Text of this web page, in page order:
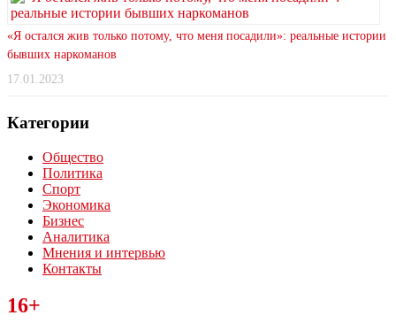
«Я остался жив только потому, что меня посадили»: реальные истории
бывших наркоманов
17.01.2023
Категории
Общество
Политика
Спорт
Экономика
Бизнес
Аналитика
Мнения и интервью
Контакты
Читайте последние новости дня в Тульской области на сайте
16+